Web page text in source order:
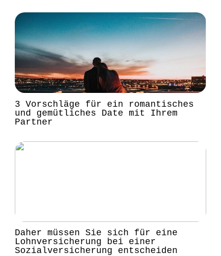
3 Vorschläge für ein romantisches
und gemütliches Date mit Ihrem
Partner
Daher müssen Sie sich für eine
Lohnversicherung bei einer
Sozialversicherung entscheiden